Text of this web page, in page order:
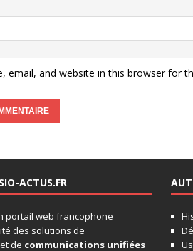
email, and website in this browser for
ACTUS.FR
portail web francophone
des solutions de
et de communications unifiées